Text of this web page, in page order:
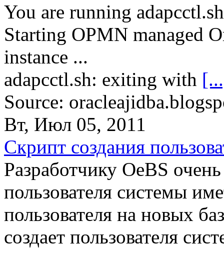
You are running
Starting OPMN managed
instance ...
adapcctl.sh: exiting with
Source:
Вт, Июл 05, 2011
Скрипт создания
Разработчику OeBS
пользователя системы
пользователя на новых
создает пользователя